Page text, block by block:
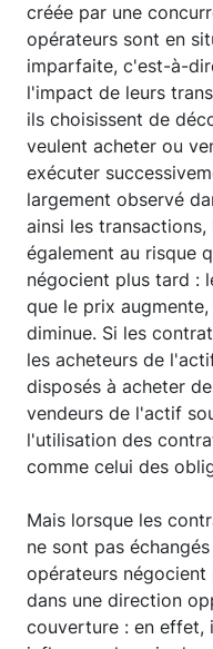
créée par une
opérateurs sont en
imparfaite, c'est-à-
l'impact de leurs
ils choisissent de
veulent acheter ou
exécuter
largement observé
ainsi les
également au risque
négocient plus tard :
que le prix
diminue. Si les
les acheteurs de
disposés à acheter
vendeurs de l'actif
l'utilisation des
comme celui des
Mais lorsque les
ne sont pas
opérateurs
dans une direction
couverture : en effet,